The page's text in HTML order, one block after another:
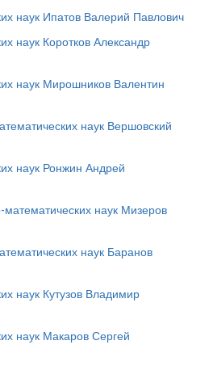
наук Ипатов Валерий Павлович
наук Коротков Александр
наук Мирошников Валентин
наук Вершовский
наук Ронжин Андрей
математических наук Мизеров
наук Баранов
наук Кутузов Владимир
наук Макаров Сергей